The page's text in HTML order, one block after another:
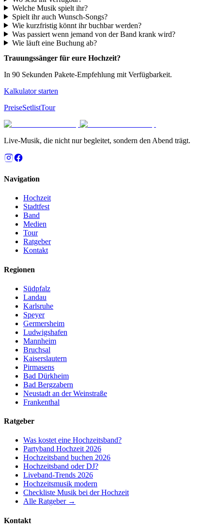
Welche Musik spielt ihr?
Spielt ihr auch Wunsch-Songs?
Wie kurzfristig könnt ihr buchbar werden?
Was passiert wenn jemand von der Band krank wird?
Wie läuft eine Buchung ab?
Trauungssänger für eure Hochzeit?
In 90 Sekunden Pakete-Empfehlung mit Verfügbarkeit.
Kalkulator starten
PreiseSetlistTour
Live-Musik, die nicht nur begleitet, sondern den Abend trägt.
Navigation
Hochzeit
Stadtfest
Band
Medien
Tour
Ratgeber
Kontakt
Regionen
Südpfalz
Landau
Karlsruhe
Speyer
Germersheim
Ludwigshafen
Mannheim
Bruchsal
Kaiserslautern
Pirmasens
Bad Dürkheim
Bad Bergzabern
Neustadt an der Weinstraße
Frankenthal
Ratgeber
Was kostet eine Hochzeitsband?
Partyband Hochzeit 2026
Hochzeitsband buchen 2026
Hochzeitsband oder DJ?
Liveband-Trends 2026
Hochzeitsmusik modern
Checkliste Musik bei der Hochzeit
Alle Ratgeber →
Kontakt